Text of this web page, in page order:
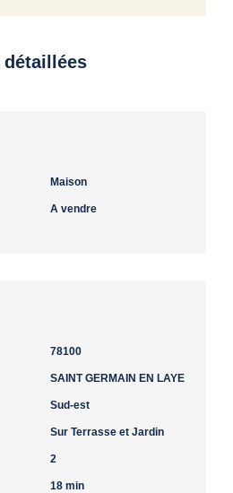
Maison
A vendre
78100
SAINT GERMAIN EN LAYE
Sud-est
Sur Terrasse et Jardin
2
18 min